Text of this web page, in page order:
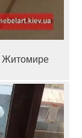
Житомире